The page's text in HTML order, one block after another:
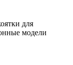
для
модели